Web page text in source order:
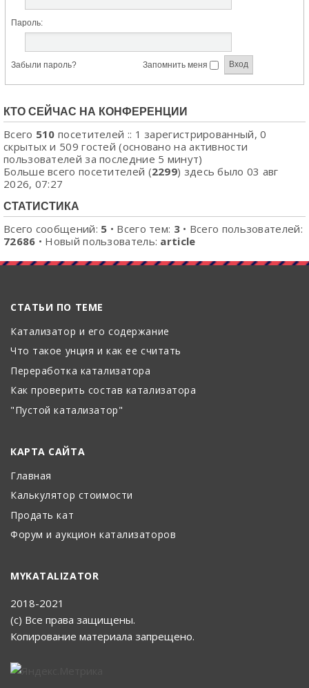
Пароль:
Забыли пароль? Запомнить меня
КТО СЕЙЧАС НА КОНФЕРЕНЦИИ
Всего 510 посетителей :: 1 зарегистрированный, 0
скрытых и 509 гостей (основано на активности
пользователей за последние 5 минут)
Больше всего посетителей (2299) здесь было 03 авг
2026, 07:27
СТАТИСТИКА
Всего сообщений: 5 • Всего тем: 3• Всего пользователей:
72686 • Новый пользователь: article
СТАТЬИ ПО ТЕМЕ
Катализатор и его содержание
Что такое унция и как ее считать
Переработка катализатора
Как проверить состав катализатора
"Пустой катализатор"
КАРТА САЙТА
Главная
Калькулятор стоимости
Продать кат
Форум и аукцион катализаторов
MYKATALIZATOR
2018-2021
(с) Все права защищены.
Копирование материала запрещено.